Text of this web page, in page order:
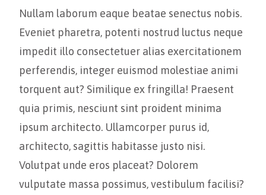
Nullam laborum eaque beatae senectus nobis.
Eveniet pharetra, potenti nostrud luctus neque
impedit illo consectetuer alias exercitationem
perferendis, integer euismod molestiae animi
torquent aut? Similique ex fringilla! Praesent
quia primis, nesciunt sint proident minima
ipsum architecto. Ullamcorper purus id,
architecto, sagittis habitasse justo nisi.
Volutpat unde eros placeat? Dolorem
vulputate massa possimus, vestibulum facilisi?